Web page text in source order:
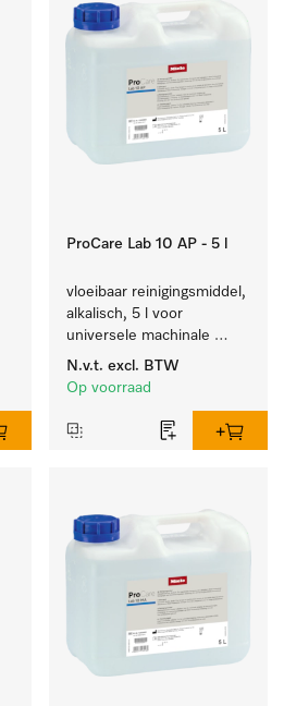
ProCare Lab 10 AP - 5 l
vloeibaar reinigingsmiddel,
alkalisch, 5 l voor
universele machinale
reiniging van
laboratoriumglaswerk en -
N.v.t. excl. BTW
Op voorraad